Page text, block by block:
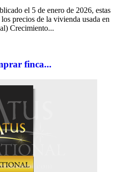
el 5 de enero de 2026, estas
precios de la vivienda usada en
Crecimiento...
finca...